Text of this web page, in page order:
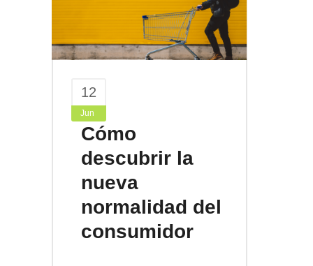
12
Jun
Cómo
descubrir la
nueva
normalidad del
consumidor